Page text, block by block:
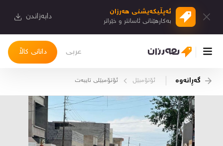
ئەپڵیكەیشنی هەرزان
بەكارهێنانی ئاسانتر و خێراتر دابەزاندن
دانانی کاڵا عربی
کاڵاکانم
گەڕانەوە ئۆتۆمبێل ئۆتۆمبێلی تایبه‌ت